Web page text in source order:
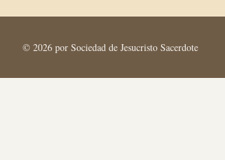
© 2026 por Sociedad de Jesucristo Sacerdote